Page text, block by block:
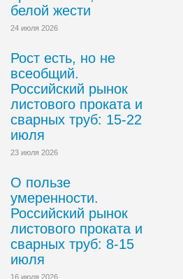
белой жести
24 июля 2026
Рост есть, но не
всеобщий.
Российский рынок
листового проката и
сварных труб: 15-22
июля
23 июля 2026
О пользе
умеренности.
Российский рынок
листового проката и
сварных труб: 8-15
июля
16 июля 2026